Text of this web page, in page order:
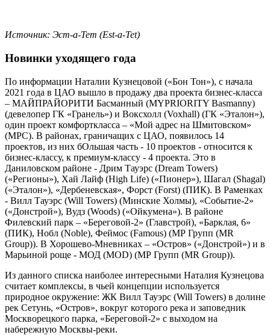
Источник: Эст-а-Тет (Est-a-Tet)
Новинки уходящего года
По информации Наталии Кузнецовой («Бон Тон»), с начала
2021 года в ЦАО вышло в продажу два проекта бизнес-класса
– МАЙПРАЙОРИТИ Басманный (MYPRIORITY Basmanny)
(девелопер ГК «Гранель») и Воксхолл (Voxhall) (ГК «Эталон»),
один проект комфорткласса – «Мой адрес на Шмитовском»
(МРС). В районах, граничащих с ЦАО, появилось 14
проектов, из них бОльшая часть - 10 проектов - относится к
бизнес-классу, к премиум-классу - 4 проекта. Это в
Даниловском районе - Дрим Тауэрс (Dream Towers)
(«Регионы»), Хай Лайф (High Life) («Пионер»), Шагал (Shagal)
(«Эталон»), «Дербеневская», Форст (Forst) (ПИК). В Раменках
- Вилл Тауэрс (Will Towers) (Минские Холмы), «Событие-2»
(«Донстрой»), Вудз (Woods) («Ойкумена»). В районе
Филевский парк – «Береговой-2» (Главстрой), «Барклая, 6»
(ПИК), Нобл (Noble), Феймос (Famous) (МР Групп (MR
Group)). В Хорошево-Мневниках – «Остров» («Донстрой») и в
Марьиной роще - МОД (MOD) (МР Групп (MR Group)).
Из данного списка наиболее интересными Наталия Кузнецова
считает комплексы, в чьей концепции используется
природное окружение: ЖК Вилл Тауэрс (Will Towers) в долине
рек Сетунь, «Остров», вокруг которого река и заповедник
Москворецкого парка, «Береговой-2» с выходом на
набережную Москвы-реки.